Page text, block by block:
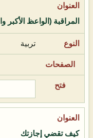
المراقبة (الواعظ الأكبر
تربية
كيف تقضي إجازتك